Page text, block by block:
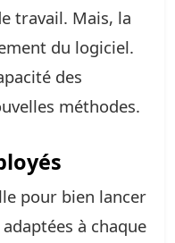
travail. Mais, la
du logiciel.
des
méthodes.
pour bien lancer
à chaque